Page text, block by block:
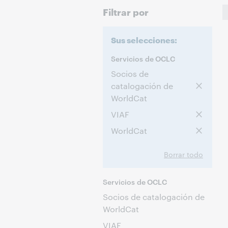
Filtrar por
Sus selecciones:
Servicios de OCLC
Socios de
catalogación de
WorldCat
VIAF
WorldCat
Borrar todo
Servicios de OCLC
Socios de catalogación de
WorldCat
VIAF